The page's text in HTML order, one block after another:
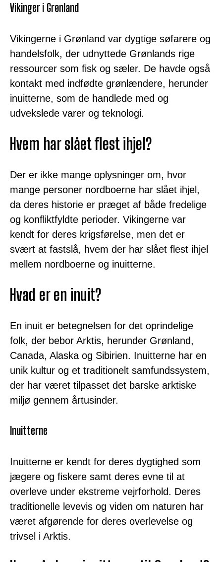
Vikinger i Grønland
Vikingerne i Grønland var dygtige søfarere og
handelsfolk, der udnyttede Grønlands rige
ressourcer som fisk og sæler. De havde også
kontakt med indfødte grønlændere, herunder
inuitterne, som de handlede med og
udvekslede varer og teknologi.
Hvem har slået flest ihjel?
Der er ikke mange oplysninger om, hvor
mange personer nordboerne har slået ihjel,
da deres historie er præget af både fredelige
og konfliktfyldte perioder. Vikingerne var
kendt for deres krigsførelse, men det er
svært at fastslå, hvem der har slået flest ihjel
mellem nordboerne og inuitterne.
Hvad er en inuit?
En inuit er betegnelsen for det oprindelige
folk, der bebor Arktis, herunder Grønland,
Canada, Alaska og Sibirien. Inuitterne har en
unik kultur og et traditionelt samfundssystem,
der har været tilpasset det barske arktiske
miljø gennem årtusinder.
Inuitterne
Inuitterne er kendt for deres dygtighed som
jægere og fiskere samt deres evne til at
overleve under ekstreme vejrforhold. Deres
traditionelle levevis og viden om naturen har
været afgørende for deres overlevelse og
trivsel i Arktis.